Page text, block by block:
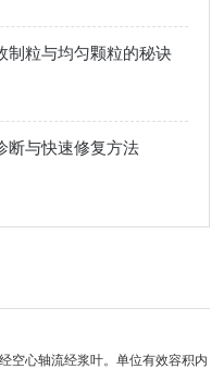
制粒与均匀颗粒的秘诀
断与快速修复方法
空心轴流经浆叶。单位有效容积内